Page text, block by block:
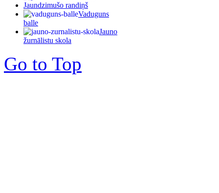
Jaundzimušo randiņš
Vaduguns
balle
Jauno
žurnālistu skola
Go to Top